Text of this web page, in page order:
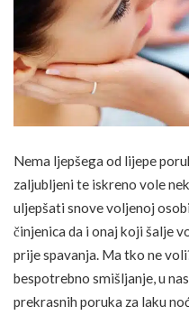
Nema ljepšega od lijepe
zaljubljeni te iskreno vole
uljepšati snove voljenoj
činjenica da i onaj koji šalje
prije spavanja. Ma tko ne
bespotrebno smišljanje, u
prekrasnih poruka za laku